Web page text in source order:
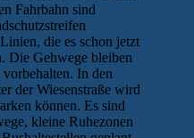
Fahrbahn sind
die es schon jetzt
Die Gehwege bleiben
In den
der Wiesenstraße wird
können. Es sind
kleine Ruhezonen